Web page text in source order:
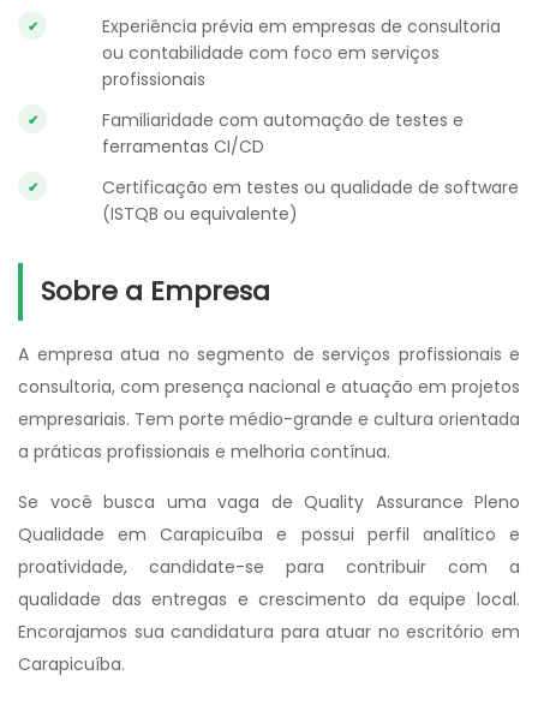
Experiência prévia em empresas de consultoria
ou contabilidade com foco em serviços
profissionais
Familiaridade com automação de testes e
ferramentas CI/CD
Certificação em testes ou qualidade de software
(ISTQB ou equivalente)
Sobre a Empresa
A empresa atua no segmento de serviços profissionais e
consultoria, com presença nacional e atuação em projetos
empresariais. Tem porte médio-grande e cultura orientada
a práticas profissionais e melhoria contínua.
Se você busca uma vaga de Quality Assurance Pleno
Qualidade em Carapicuíba e possui perfil analítico e
proatividade, candidate-se para contribuir com a
qualidade das entregas e crescimento da equipe local.
Encorajamos sua candidatura para atuar no escritório em
Carapicuíba.